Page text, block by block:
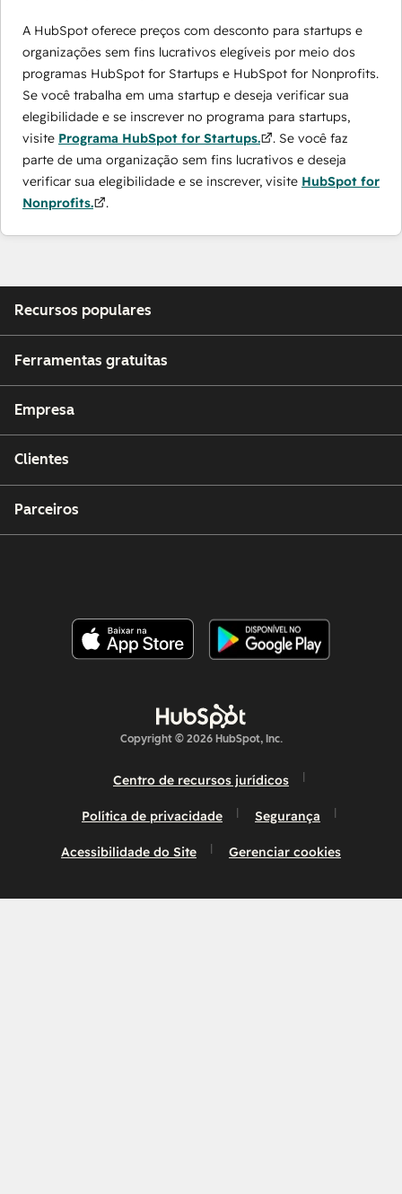
A HubSpot oferece preços com desconto para startups e
organizações sem fins lucrativos elegíveis por meio dos
programas ​HubSpot for Startups e HubSpot for Nonprofits.
Se você trabalha em uma startup e deseja verificar sua
elegibilidade e se inscrever no programa para startups,
visite Programa HubSpot for Startups.
. Se você faz
parte de uma organização sem fins lucrativos e deseja
verificar sua elegibilidade e se inscrever, visite HubSpot for
Nonprofits.
.
Recursos populares
Ferramentas gratuitas
Empresa
Clientes
Parceiros
Copyright © 2026 HubSpot, Inc.
Centro de recursos jurídicos
Política de privacidade Segurança
Acessibilidade do Site Gerenciar cookies